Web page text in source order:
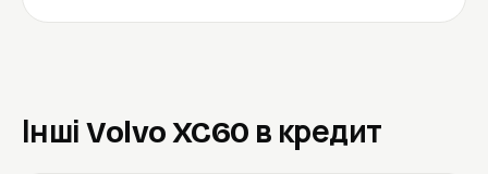
Інші Volvo XC60 в кредит